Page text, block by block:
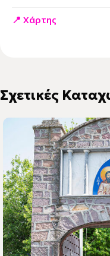
📍 Χάρτης